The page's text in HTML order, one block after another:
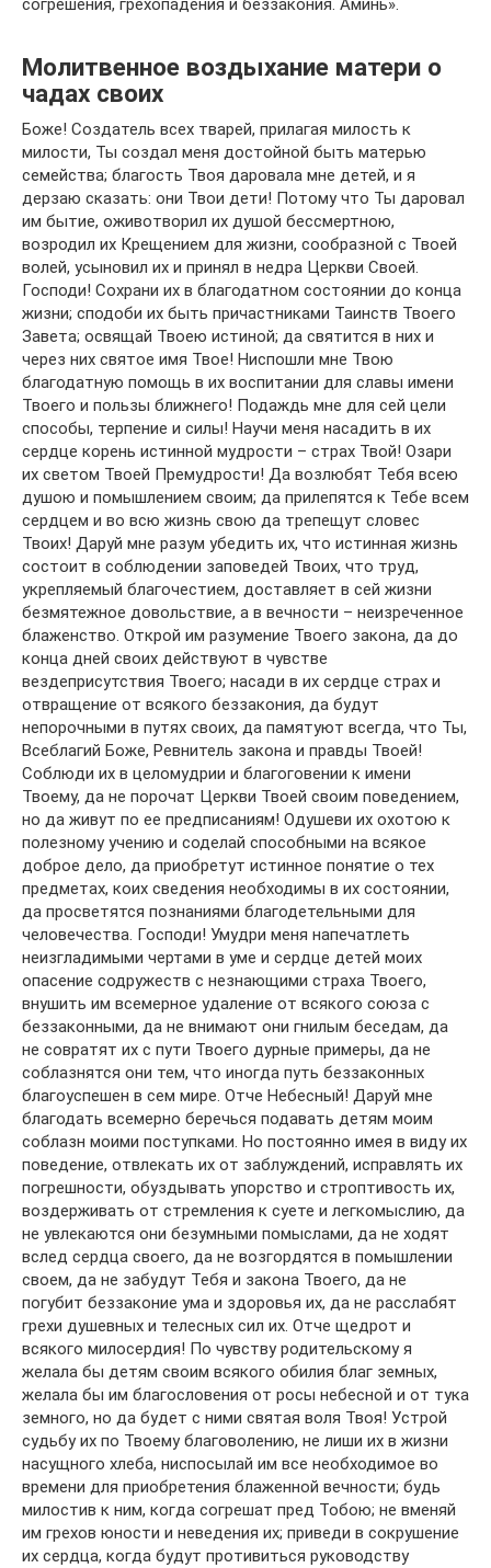
согрешения, грехопадения и беззакония. Аминь».
Молитвенное воздыхание матери о
чадах своих
Боже! Создатель всех тварей, прилагая милость к
милости, Ты создал меня достойной быть матерью
семейства; благость Твоя даровала мне детей, и я
дерзаю сказать: они Твои дети! Потому что Ты даровал
им бытие, оживотворил их душой бессмертною,
возродил их Крещением для жизни, сообразной с Твоей
волей, усыновил их и принял в недра Церкви Своей.
Господи! Сохрани их в благодатном состоянии до конца
жизни; сподоби их быть причастниками Таинств Твоего
Завета; освящай Твоею истиной; да святится в них и
через них святое имя Твое! Ниспошли мне Твою
благодатную помощь в их воспитании для славы имени
Твоего и пользы ближнего! Подаждь мне для сей цели
способы, терпение и силы! Научи меня насадить в их
сердце корень истинной мудрости – страх Твой! Озари
их светом Твоей Премудрости! Да возлюбят Тебя всею
душою и помышлением своим; да прилепятся к Тебе всем
сердцем и во всю жизнь свою да трепещут словес
Твоих! Даруй мне разум убедить их, что истинная жизнь
состоит в соблюдении заповедей Твоих, что труд,
укрепляемый благочестием, доставляет в сей жизни
безмятежное довольствие, а в вечности – неизреченное
блаженство. Открой им разумение Твоего закона, да до
конца дней своих действуют в чувстве
вездеприсутствия Твоего; насади в их сердце страх и
отвращение от всякого беззакония, да будут
непорочными в путях своих, да памятуют всегда, что Ты,
Всеблагий Боже, Ревнитель закона и правды Твоей!
Соблюди их в целомудрии и благоговении к имени
Твоему, да не порочат Церкви Твоей своим поведением,
но да живут по ее предписаниям! Одушеви их охотою к
полезному учению и соделай способными на всякое
доброе дело, да приобретут истинное понятие о тех
предметах, коих сведения необходимы в их состоянии,
да просветятся познаниями благодетельными для
человечества. Господи! Умудри меня напечатлеть
неизгладимыми чертами в уме и сердце детей моих
опасение содружеств с незнающими страха Твоего,
внушить им всемерное удаление от всякого союза с
беззаконными, да не внимают они гнилым беседам, да
не совратят их с пути Твоего дурные примеры, да не
соблазнятся они тем, что иногда путь беззаконных
благоуспешен в сем мире. Отче Небесный! Даруй мне
благодать всемерно беречься подавать детям моим
соблазн моими поступками. Но постоянно имея в виду их
поведение, отвлекать их от заблуждений, исправлять их
погрешности, обуздывать упорство и строптивость их,
воздерживать от стремления к суете и легкомыслию, да
не увлекаются они безумными помыслами, да не ходят
вслед сердца своего, да не возгордятся в помышлении
своем, да не забудут Тебя и закона Твоего, да не
погубит беззаконие ума и здоровья их, да не расслабят
грехи душевных и телесных сил их. Отче щедрот и
всякого милосердия! По чувству родительскому я
желала бы детям своим всякого обилия благ земных,
желала бы им благословения от росы небесной и от тука
земного, но да будет с ними святая воля Твоя! Устрой
судьбу их по Твоему благоволению, не лиши их в жизни
насущного хлеба, ниспосылай им все необходимое во
времени для приобретения блаженной вечности; будь
милостив к ним, когда согрешат пред Тобою; не вменяй
им грехов юности и неведения их; приведи в сокрушение
их сердца, когда будут противиться руководству